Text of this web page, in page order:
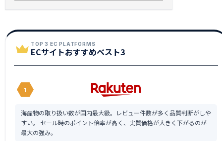
TOP 3 EC PLATFORMS
ECサイトおすすめベスト3
1
海産物の取り扱い数が国内最大級。レビュー件数が多く品質判断がしや
すい。 セール時のポイント倍率が高く、実質価格が大きく下がるのが
最大の強み。